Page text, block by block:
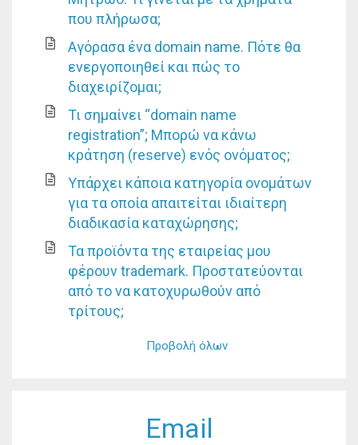
που πλήρωσα;
Αγόρασα ένα domain name. Πότε θα
ενεργοποιηθεί και πώς το
διαχειρίζομαι;
Τι σημαίνει “domain name
registration”; Μπορώ να κάνω
κράτηση (reserve) ενός ονόματος;
Υπάρχει κάποια κατηγορία ονομάτων
για τα οποία απαιτείται ιδιαίτερη
διαδικασία καταχώρησης;
Τα προϊόντα της εταιρείας μου
φέρουν trademark. Προστατεύονται
από το να κατοχυρωθούν από
τρίτους;
Προβολή όλων
Email